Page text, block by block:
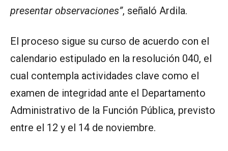
presentar observaciones”, señaló Ardila.
El proceso sigue su curso de acuerdo con el
calendario estipulado en la resolución 040, el
cual contempla actividades clave como el
examen de integridad ante el Departamento
Administrativo de la Función Pública, previsto
entre el 12 y el 14 de noviembre.